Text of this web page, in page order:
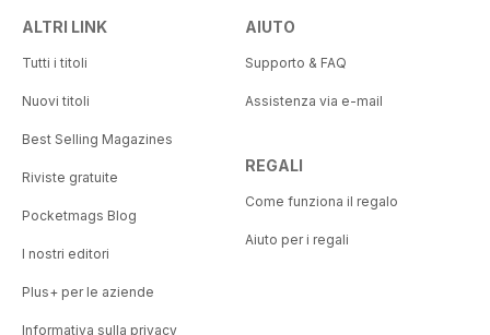
ALTRI LINK
Tutti i titoli
Nuovi titoli
Best Selling Magazines
Riviste gratuite
Pocketmags Blog
I nostri editori
Plus+ per le aziende
Informativa sulla privacy
AIUTO
Supporto & FAQ
Assistenza via e-mail
REGALI
Come funziona il regalo
Aiuto per i regali